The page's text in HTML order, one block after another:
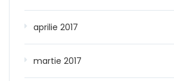
aprilie 2017
martie 2017